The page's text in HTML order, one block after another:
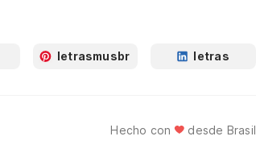
letrasmusbr letras
Hecho con desde Brasil